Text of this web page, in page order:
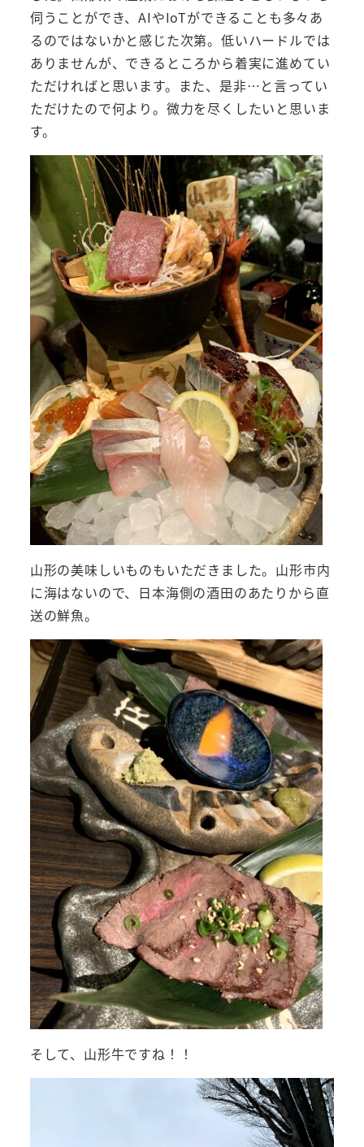
伺うことができ、AIやIoTができることも多々あ
るのではないかと感じた次第。低いハードルでは
ありませんが、できるところから着実に進めてい
ただければと思います。また、是非…と言ってい
ただけたので何より。微力を尽くしたいと思いま
す。
山形の美味しいものもいただきました。山形市内
に海はないので、日本海側の酒田のあたりから直
送の鮮魚。
そして、山形牛ですね！！